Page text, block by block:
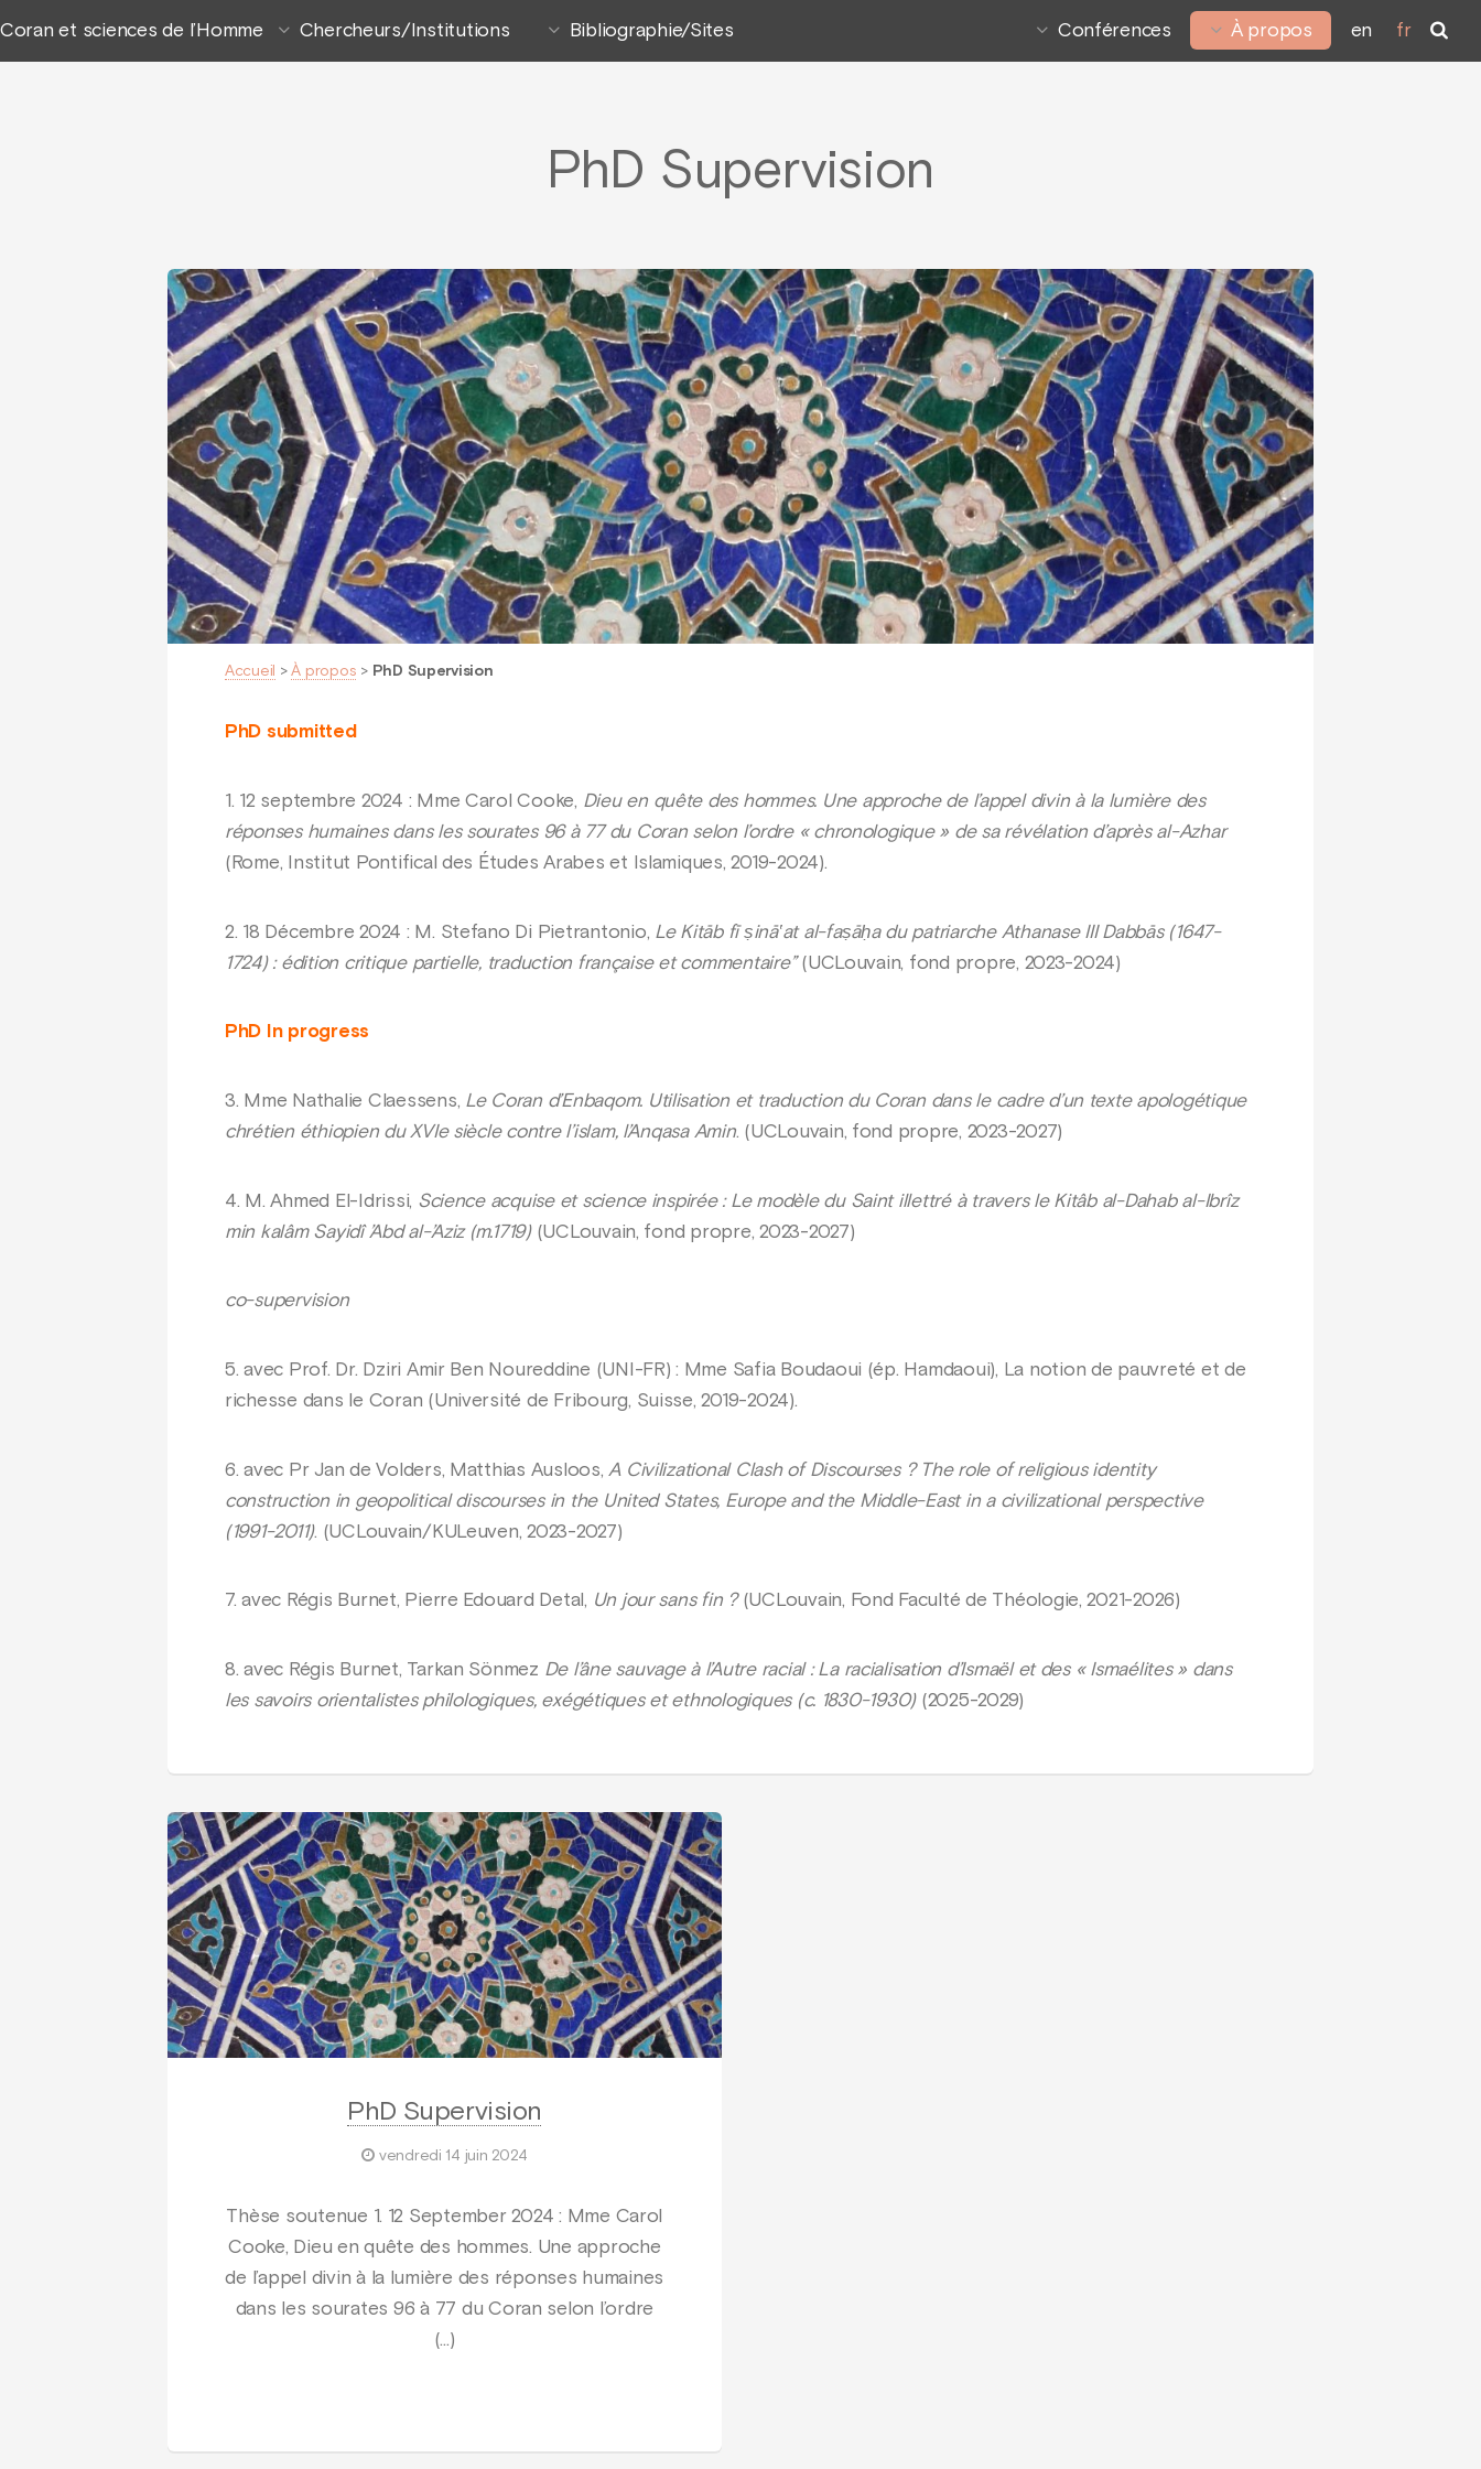
Coran et sciences de l’Homme Chercheurs/Institutions Bibliographie/Sites Conférences À propos en fr
PhD Supervision
Accueil >À propos > PhD Supervision
PhD submitted
1. 12 septembre 2024 : Mme Carol Cooke, Dieu en quête des hommes. Une approche de l’appel divin à la lumière des
réponses humaines dans les sourates 96 à 77 du Coran selon l’ordre « chronologique » de sa révélation d’après al-Azhar
(Rome, Institut Pontifical des Études Arabes et Islamiques, 2019-2024).
2. 18 Décembre 2024 : M. Stefano Di Pietrantonio, Le Kitāb fī ṣinā‛at al-faṣāḥa du patriarche Athanase III Dabbās (1647-
1724) : édition critique partielle, traduction française et commentaire”(UCLouvain, fond propre, 2023-2024)
PhD In progress
3. Mme Nathalie Claessens, Le Coran d’Enbaqom. Utilisation et traduction du Coran dans le cadre d’un texte apologétique
chrétien éthiopien du XVIe siècle contre l’islam, l’Anqasa Amin. (UCLouvain, fond propre, 2023-2027)
4. M. Ahmed El-Idrissi, Science acquise et science inspirée : Le modèle du Saint illettré à travers le Kitâb al-Dahab al-Ibrîz
min kalâm Sayidî ’Abd al-’Aziz (m.1719)(UCLouvain, fond propre, 2023-2027)
co-supervision
5. avec Prof. Dr. Dziri Amir Ben Noureddine (UNI-FR) : Mme Safia Boudaoui (ép. Hamdaoui), La notion de pauvreté et de
richesse dans le Coran (Université de Fribourg, Suisse, 2019-2024).
6. avec Pr Jan de Volders, Matthias Ausloos,A Civilizational Clash of Discourses ? The role of religious identity
construction in geopolitical discourses in the United States, Europe and the Middle-East in a civilizational perspective
(1991-2011). (UCLouvain/KULeuven, 2023-2027)
7. avec Régis Burnet, Pierre Edouard Detal, Un jour sans fin ?(UCLouvain, Fond Faculté de Théologie, 2021-2026)
8. avec Régis Burnet, Tarkan Sönmez De l’âne sauvage à l’Autre racial : La racialisation d’Ismaël et des « Ismaélites » dans
les savoirs orientalistes philologiques, exégétiques et ethnologiques (c. 1830-1930)(2025-2029)
PhD Supervision
vendredi 14 juin 2024
Thèse soutenue 1. 12 September 2024 : Mme Carol
Cooke, Dieu en quête des hommes. Une approche
de l’appel divin à la lumière des réponses humaines
dans les sourates 96 à 77 du Coran selon l’ordre
(…)